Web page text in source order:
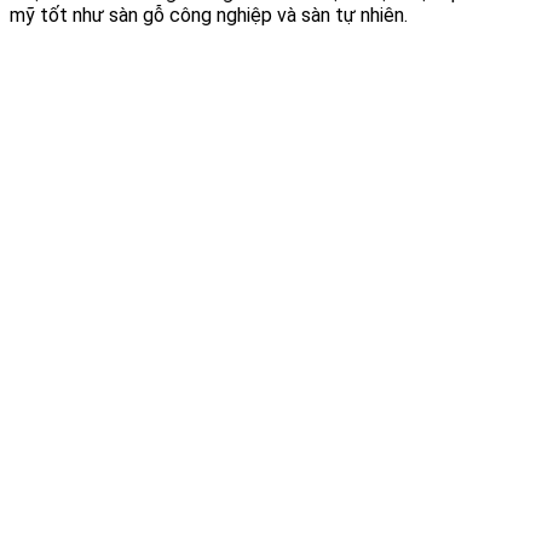
mỹ tốt như sàn gỗ công nghiệp và sàn tự nhiên.